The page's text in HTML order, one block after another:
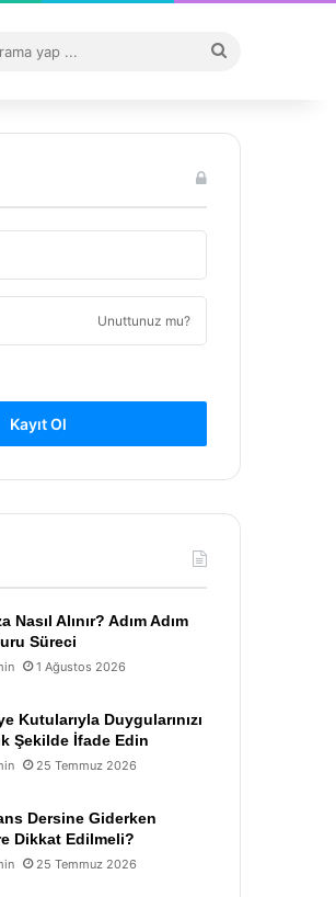
...
Unuttunuz mu?
Kayıt Ol
Nasıl Alınır? Adım Adım
Süreci
1 Ağustos 2026
Kutularıyla Duygularınızı
Şekilde İfade Edin
25 Temmuz 2026
Dersine Giderken
Dikkat Edilmeli?
25 Temmuz 2026